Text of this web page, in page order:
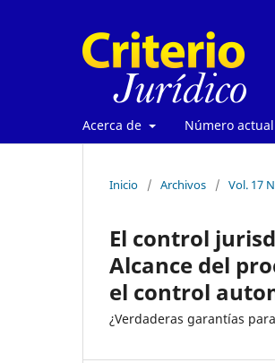
Acerca de Número actual
Inicio / Archivos / Vol. 17
El control
Alcance del
el control
¿Verdaderas garantías